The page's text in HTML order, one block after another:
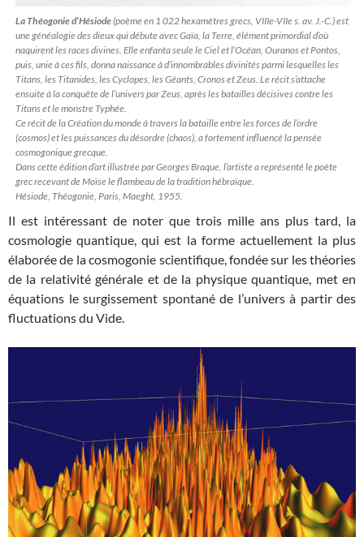
La Théogonie d’Hésiode(poème en 1 022 hexamètres grecs, VIIIe-VIIe s. av. J.-C.) est
une généalogie des dieux qui débute avec Gaïa, la Terre, élément primordial d’où
naquirent les races divines. Elle enfanta seule le Ciel et l’Océan, Ouranos et Pontos,
puis, unie à ces fils, donna naissance à d’innombrables divinités parmi lesquelles les
Titans, les Titanides, les Cyclopes, les Géants, Cronos et Zeus. Le récit s’attache
ensuite à la conquête de l’univers par Zeus, après les batailles décisives contre les
Titans et le monstre Typhée.
Ce récit de la Création du monde à travers la bataille entre les forces de l’ordre
(cosmos) et les puissances du désordre (chaos), a fortement influencé la pensée
cosmogonique grecque.
Dans cette édition d’art illustrée par Georges Braque, l’artiste a représenté le poète
grec recevant de Moïse le flambeau de la tradition hébraïque.
Hésiode, Théogonie, Paris, Maeght, 1955.
Il est intéressant de noter que trois mille ans plus tard, la
cosmologie quantique, qui est la forme actuellement la plus
élaborée de la cosmogonie scientifique, fondée sur les théories
de la relativité générale et de la physique quantique, met en
équations le surgissement spontané de l’univers à partir des
fluctuations du Vide.